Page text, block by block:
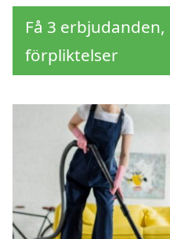
Få 3
förpliktelser